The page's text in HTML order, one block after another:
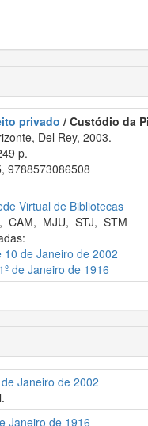
privado / Custódio da
Del Rey, 2003.
p.
9788573086508
Virtual de Bibliotecas
, CAM, MJU, STJ, STM
10 de Janeiro de 2002
de Janeiro de 1916
Janeiro de 2002
Janeiro de 1916